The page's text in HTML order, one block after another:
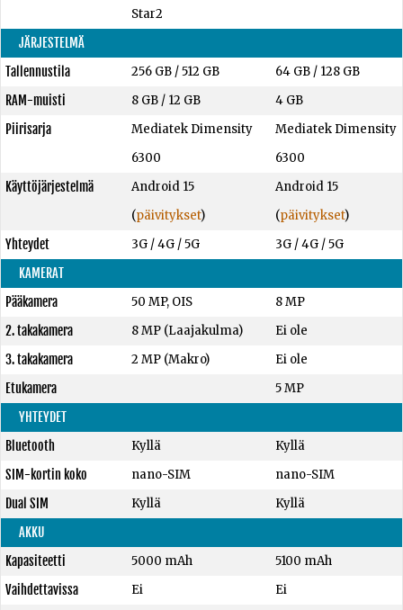
Star2
JÄRJESTELMÄ
Tallennustila
256 GB/512 GB 64 GB / 128 GB
RAM-muisti
8 GB/ 12 GB
4 GB
Piirisarja
Mediatek Dimensity
6300
Mediatek Dimensity
6300
Käyttöjärjestelmä
Android 15
(päivitykset)
Android 15
(päivitykset)
Yhteydet
3G / 4G / 5G
3G / 4G / 5G
KAMERAT
Pääkamera
50 MP, OIS
8 MP
2. takakamera
8 MP (Laajakulma)
Ei ole
3. takakamera
2 MP (Makro)
Ei ole
Etukamera
5 MP
YHTEYDET
Bluetooth
Kyllä
Kyllä
SIM-kortin koko
nano-SIM
nano-SIM
Dual SIM
Kyllä
Kyllä
AKKU
Kapasiteetti
5000 mAh
5100 mAh
Vaihdettavissa
Ei
Ei